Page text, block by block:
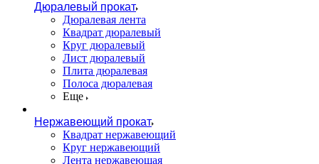
Дюралевый прокат
Дюралевая лента
Квадрат дюралевый
Круг дюралевый
Лист дюралевый
Плита дюралевая
Полоса дюралевая
Еще
Нержавеющий прокат
Квадрат нержавеющий
Круг нержавеющий
Лента нержавеющая